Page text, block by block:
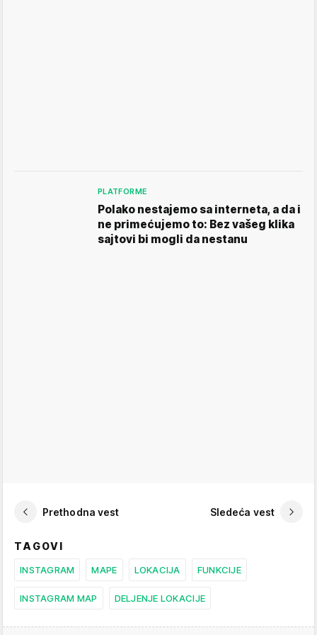
PLATFORME
Polako nestajemo sa interneta, a da i
ne primećujemo to: Bez vašeg klika
sajtovi bi mogli da nestanu
Prethodna vest Sledeća vest
TAGOVI
INSTAGRAM MAPE LOKACIJA FUNKCIJE
INSTAGRAM MAP DELJENJE LOKACIJE